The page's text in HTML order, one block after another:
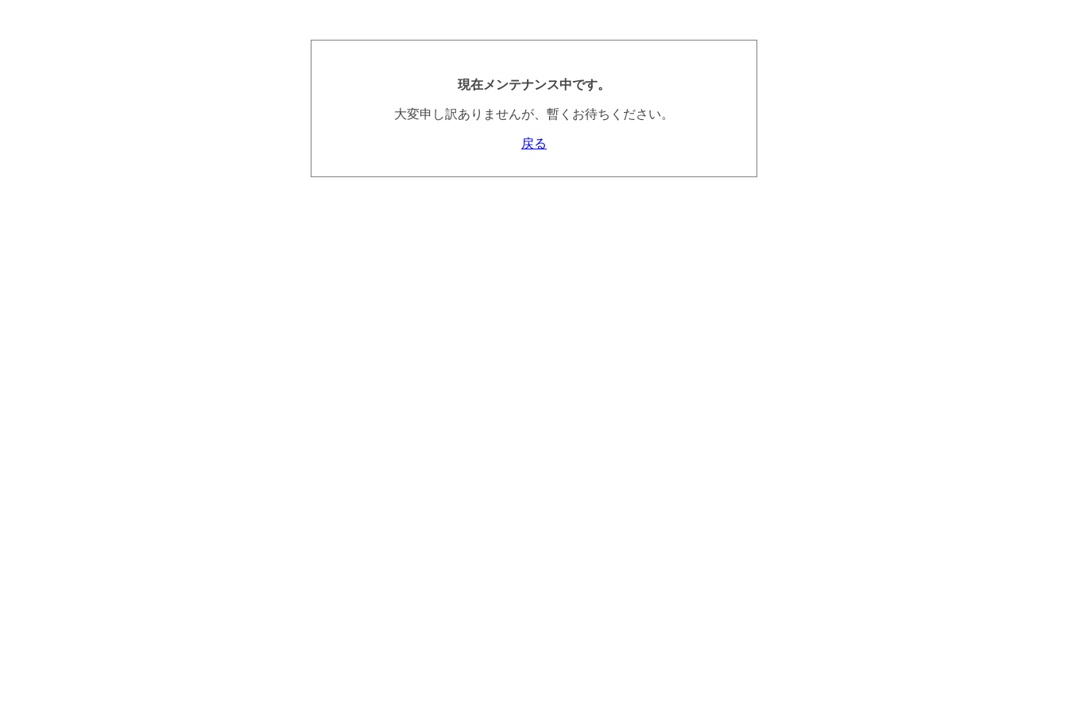
現在メンテナンス中です。
大変申し訳ありませんが、暫くお待ちください。
戻る